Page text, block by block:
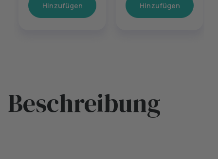
Hinzufügen Hinzufügen
Beschreibung